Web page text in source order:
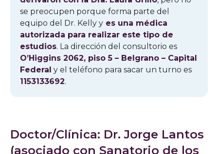
se preocupen porque forma parte del
equipo del Dr. Kelly y es una médica
autorizada para realizar este tipo de
estudios. La dirección del consultorio es
O’Higgins 2062, piso 5 – Belgrano – Capital
Federal y el teléfono para sacar un turno es
1153133692.
Doctor/Clínica: Dr. Jorge Lantos
(asociado con Sanatorio de los